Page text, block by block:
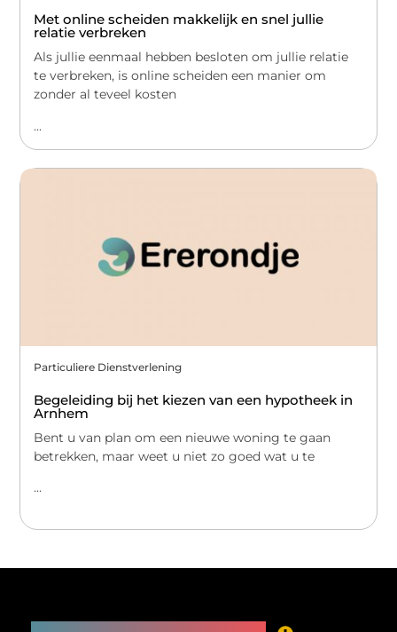
Met online scheiden makkelijk en snel jullie
relatie verbreken
Als jullie eenmaal hebben besloten om jullie relatie
te verbreken, is online scheiden een manier om
zonder al teveel kosten
...
Particuliere Dienstverlening
Begeleiding bij het kiezen van een hypotheek in
Arnhem
Bent u van plan om een nieuwe woning te gaan
betrekken, maar weet u niet zo goed wat u te
...